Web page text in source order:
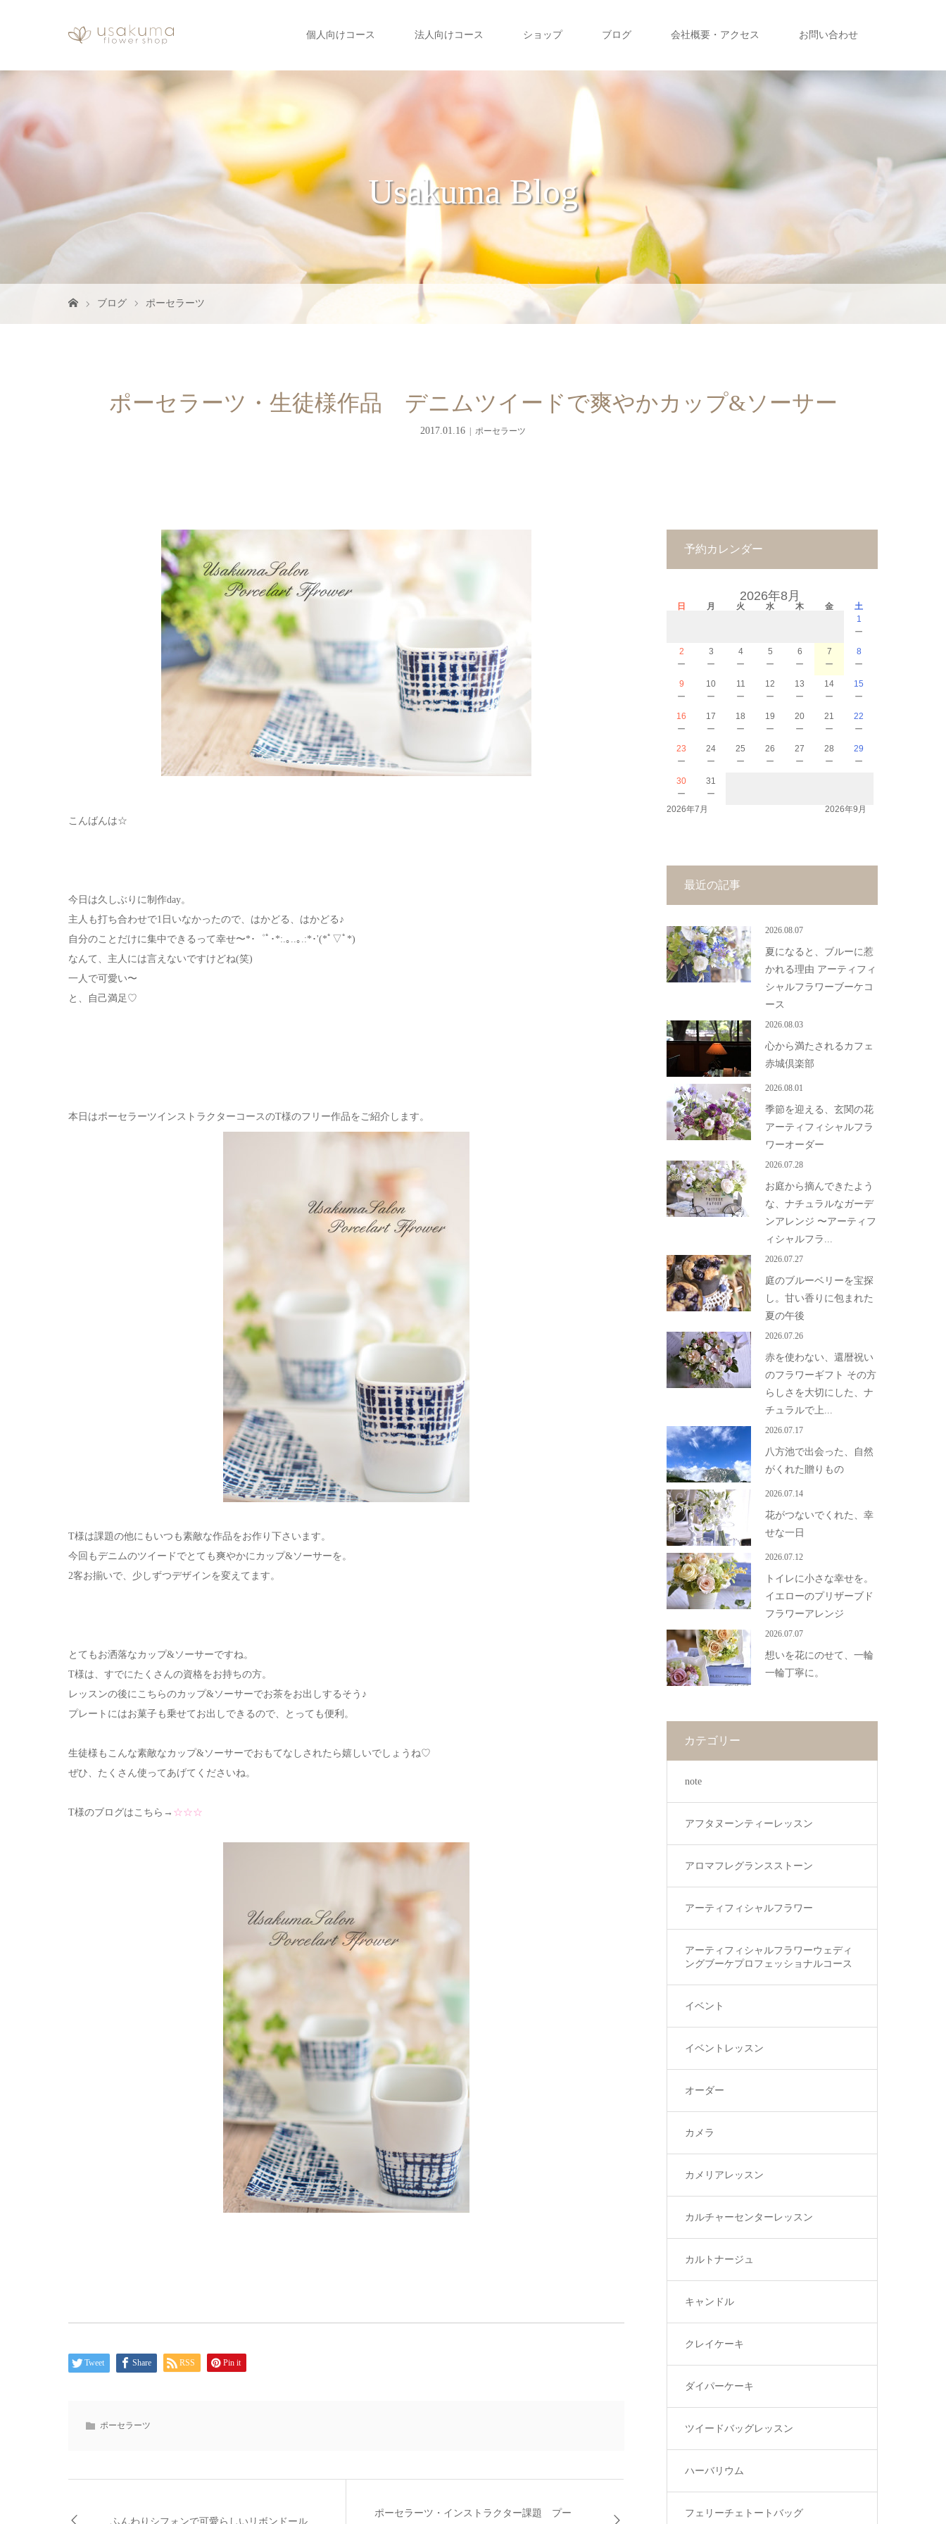
個人向けコース 法人向けコース ショップ ブログ 会社概要・アクセス お問い合わせ
Usakuma Blog
ブログ ポーセラーツ
ポーセラーツ・生徒様作品 デニムツイードで爽やかカップ&ソーサー
2017.01.16 ポーセラーツ
こんばんは☆
今日は久しぶりに制作day。
主人も打ち合わせで1日いなかったので、はかどる、はかどる♪
自分のことだけに集中できるって幸せ〜*･゜ﾟ･*:.｡..｡.:*･'(*ﾟ▽ﾟ*)
なんて、主人には言えないですけどね(笑)
一人で可愛い〜
と、自己満足♡
本日はポーセラーツインストラクターコースのT様のフリー作品をご紹介します。
T様は課題の他にもいつも素敵な作品をお作り下さいます。
今回もデニムのツイードでとても爽やかにカップ&ソーサーを。
2客お揃いで、少しずつデザインを変えてます。
とてもお洒落なカップ&ソーサーですね。
T様は、すでにたくさんの資格をお持ちの方。
レッスンの後にこちらのカップ&ソーサーでお茶をお出しするそう♪
プレートにはお菓子も乗せてお出しできるので、とっても便利。
生徒様もこんな素敵なカップ&ソーサーでおもてなしされたら嬉しいでしょうね♡
ぜひ、たくさん使ってあげてくださいね。
T様のブログはこちら→ ☆☆☆
Tweet Share RSS Pin it
ポーセラーツ
ふんわりシフォンで可愛らしいリボンドール
ポーセラーツ・インストラクター課題 プー
予約カレンダー
2026年8月
日 月 火 水 木 金
土
1
－
2
－
3
－
4
－
5
－
6
－
7
－
8
－
9
－
10
－
11
－
12
－
13
－
14
－
15
－
16
－
17
－
18
－
19
－
20
－
21
－
22
－
23
－
24
－
25
－
26
－
27
－
28
－
29
－
30
－
31
－
2026年7月 2026年9月
最近の記事
2026.08.07
夏になると、ブルーに惹
かれる理由 アーティフィ
シャルフラワーブーケコ
ース
2026.08.03
心から満たされるカフェ
赤城倶楽部
2026.08.01
季節を迎える、玄関の花
アーティフィシャルフラ
ワーオーダー
2026.07.28
お庭から摘んできたよう
な、ナチュラルなガーデ
ンアレンジ 〜アーティフ
ィシャルフラ...
2026.07.27
庭のブルーベリーを宝探
し。甘い香りに包まれた
夏の午後
2026.07.26
赤を使わない、還暦祝い
のフラワーギフト その方
らしさを大切にした、ナ
チュラルで上...
2026.07.17
八方池で出会った、自然
がくれた贈りもの
2026.07.14
花がつないでくれた、幸
せな一日
2026.07.12
トイレに小さな幸せを。
イエローのプリザーブド
フラワーアレンジ
2026.07.07
想いを花にのせて、一輪
一輪丁寧に。
カテゴリー
note
アフタヌーンティーレッスン
アロマフレグランスストーン
アーティフィシャルフラワー
アーティフィシャルフラワーウェディ
ングブーケプロフェッショナルコース
イベント
イベントレッスン
オーダー
カメラ
カメリアレッスン
カルチャーセンターレッスン
カルトナージュ
キャンドル
クレイケーキ
ダイパーケーキ
ツイードバッグレッスン
ハーバリウム
フェリーチェトートバッグ